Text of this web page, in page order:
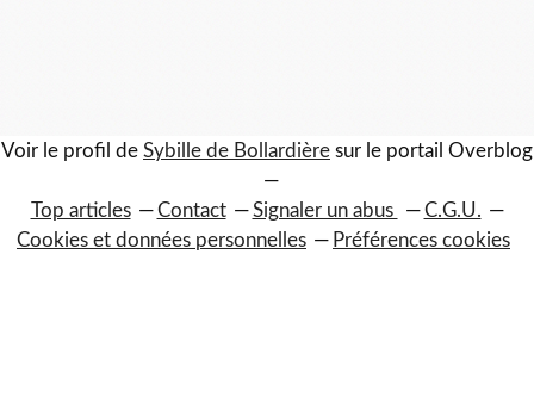
Voir le profil de Sybille de Bollardière sur le portail Overblog
Top articles Contact Signaler un abus
C.G.U.
Cookies et données personnelles
Préférences cookies